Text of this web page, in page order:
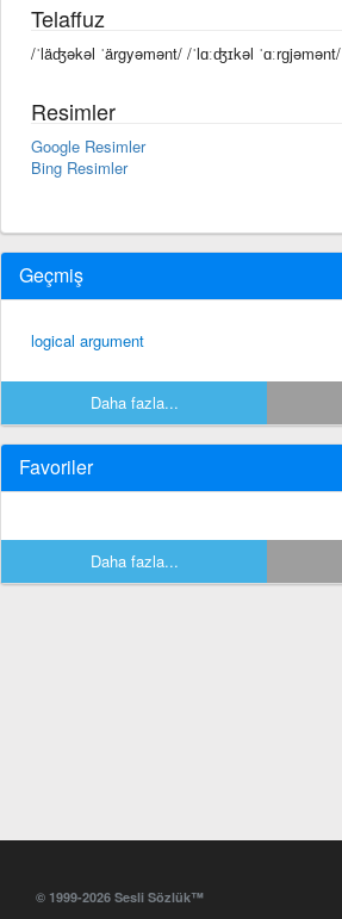
Telaffuz
/ˈläʤəkəl ˈärgyəmənt/ /ˈlɑːʤɪkəl ˈɑːrɡjəmənt/
Resimler
Google Resimler
Bing Resimler
Geçmiş
logical argument
Daha fazla...
Favoriler
Daha fazla...
© 1999-2026 Sesli Sözlük™